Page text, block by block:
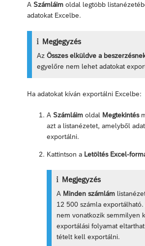
A Számláim oldal legtöbb
adatokat Excelbe.
Megjegyzés
AzÖsszes elküldve a
egyelőre nem lehet adatokat
Ha adatokat kíván exportálni Excelbe:
A Számláim oldal Megtekintés
azt a listanézetet, amelyből
exportálni.
Kattintson a Letöltés Excel-
Megjegyzés
A Minden számlám
12 500 számla
nem vonatkozik semmilyen
exportálási folyamat
tételt kell exportálni.